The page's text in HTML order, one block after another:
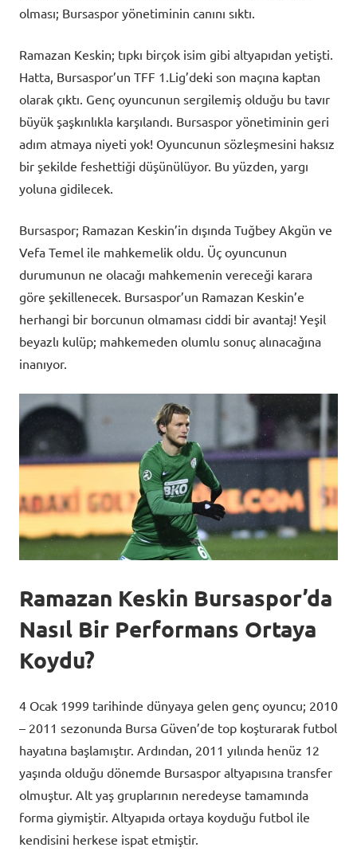
olması; Bursaspor yönetiminin canını sıktı.
Ramazan Keskin; tıpkı birçok isim gibi altyapıdan yetişti.
Hatta, Bursaspor’un TFF 1.Lig’deki son maçına kaptan
olarak çıktı. Genç oyuncunun sergilemiş olduğu bu tavır
büyük şaşkınlıkla karşılandı. Bursaspor yönetiminin geri
adım atmaya niyeti yok! Oyuncunun sözleşmesini haksız
bir şekilde feshettiği düşünülüyor. Bu yüzden, yargı
yoluna gidilecek.
Bursaspor; Ramazan Keskin’in dışında Tuğbey Akgün ve
Vefa Temel ile mahkemelik oldu. Üç oyuncunun
durumunun ne olacağı mahkemenin vereceği karara
göre şekillenecek. Bursaspor’un Ramazan Keskin’e
herhangi bir borcunun olmaması ciddi bir avantaj! Yeşil
beyazlı kulüp; mahkemeden olumlu sonuç alınacağına
inanıyor.
Ramazan Keskin Bursaspor’da
Nasıl Bir Performans Ortaya
Koydu?
4 Ocak 1999 tarihinde dünyaya gelen genç oyuncu; 2010
– 2011 sezonunda Bursa Güven’de top koşturarak futbol
hayatına başlamıştır. Ardından, 2011 yılında henüz 12
yaşında olduğu dönemde Bursaspor altyapısına transfer
olmuştur. Alt yaş gruplarının neredeyse tamamında
forma giymiştir. Altyapıda ortaya koyduğu futbol ile
kendisini herkese ispat etmiştir.